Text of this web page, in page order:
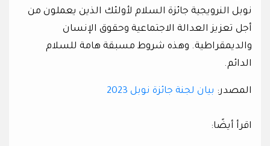
نوبل النرويجية جائزة السلام لأولئك الذين يعملون من
أجل تعزيز العدالة الاجتماعية وحقوق الإنسان
والديمقراطية. وهذه شروط مسبقة هامة للسلام
الدائم.
المصدر: بيان لجنة جائزة نوبل 2023
اقرأ أيضًا: